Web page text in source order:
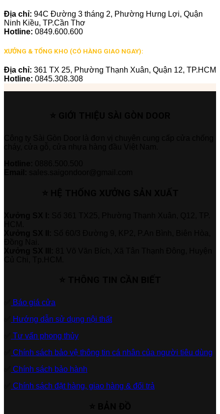
Địa chỉ: 94C Đường 3 tháng 2, Phường Hưng Lợi, Quận
Ninh Kiều, TP.Cần Thơ
Hotline: 0849.600.600
XƯỞNG & TỔNG KHO (CÓ HÀNG GIAO NGAY):
Địa chỉ: 361 TX 25, Phường Thạnh Xuân, Quận 12, TP.HCM
Hotline: 0845.308.308
Báo giá cửa
Hướng dẫn sử dụng nội thất
Tư vấn phong thủy
Chính sách bảo vệ thông tin cá nhân của người tiêu dùng
Chính sách bảo hành
Chính sách đặt hàng, giao hàng & đổi trả